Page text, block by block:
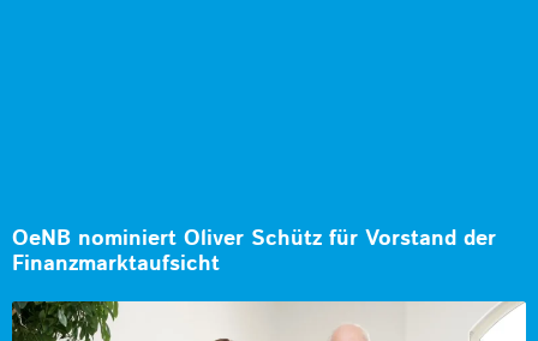
OeNB nominiert Oliver Schütz für Vorstand der
Finanzmarktaufsicht